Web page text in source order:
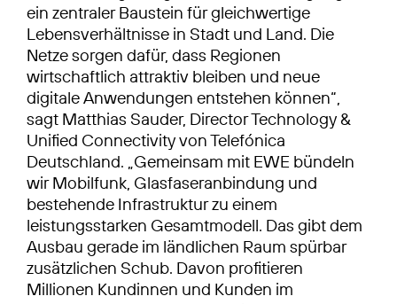
ein zentraler Baustein für gleichwertige
Lebensverhältnisse in Stadt und Land. Die
Netze sorgen dafür, dass Regionen
wirtschaftlich attraktiv bleiben und neue
digitale Anwendungen entstehen können“,
sagt Matthias Sauder, Director Technology &
Unified Connectivity von Telefónica
Deutschland. „Gemeinsam mit EWE bündeln
wir Mobilfunk, Glasfaseranbindung und
bestehende Infrastruktur zu einem
leistungsstarken Gesamtmodell. Das gibt dem
Ausbau gerade im ländlichen Raum spürbar
zusätzlichen Schub. Davon profitieren
Millionen Kundinnen und Kunden im